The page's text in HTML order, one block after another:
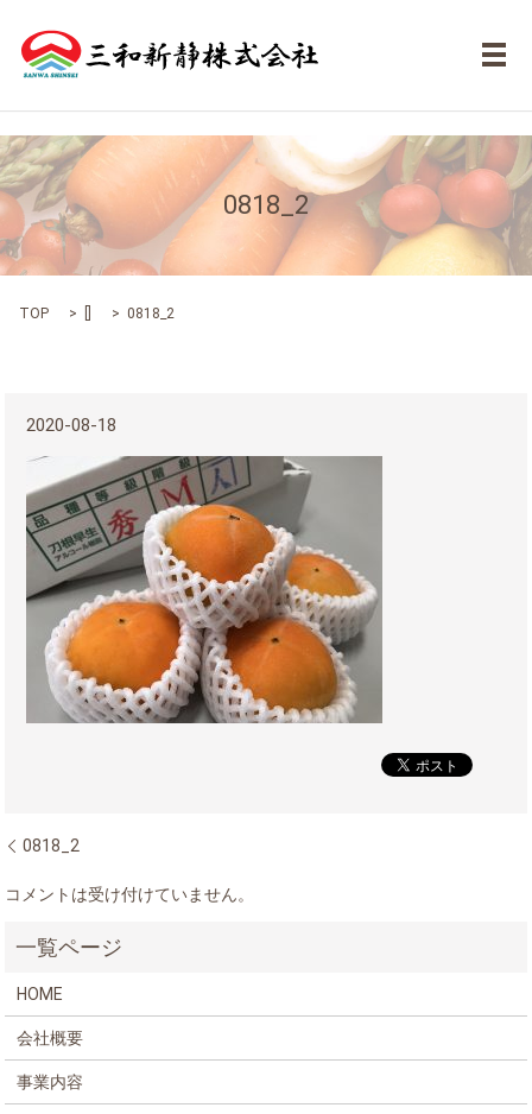
メ
0818_2
TOP 0818_2
2020-08-18
0818_2
コメントは受け付けていません。
HOME
会社概要
事業内容